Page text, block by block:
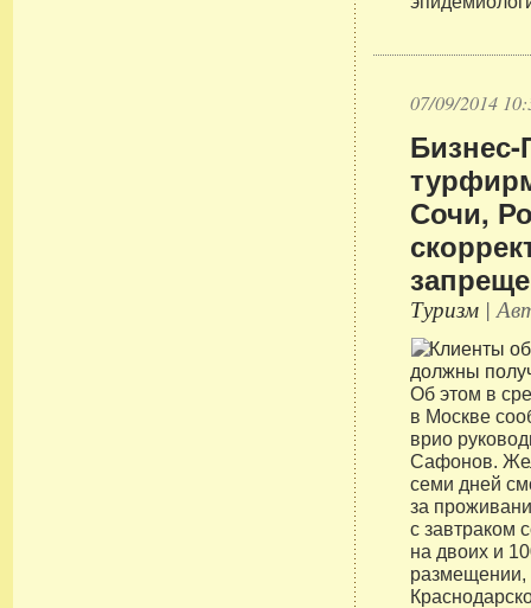
07/09/2014
Бизнес-
Сочи,
Туризм |
Об этом в
в Москве
врио
Сафонов.
семи дней
за
с завтраком
на двоих и
размещении,